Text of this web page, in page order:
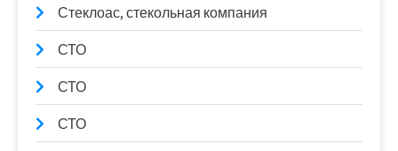
Стеклоас, стекольная компания
СТО
СТО
СТО